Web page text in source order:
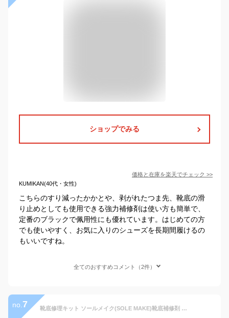
ショップでみる
価格と在庫を楽天でチェック >>
KUMIKAN(40代・女性)
こちらのすり減ったかかとや、剥がれたつま先、靴底の滑
り止めとしても使用できる強力補修剤は使い方も簡単で、
定番のブラックで佩用性にも優れています。はじめての方
でも使いやすく、お気に入りのシューズを長期間履けるの
もいいですね。
全てのおすすめコメント（2件）
no. 7 靴底修理キット ソールメイク(SOLE MAKE)靴底補修剤 ブラック